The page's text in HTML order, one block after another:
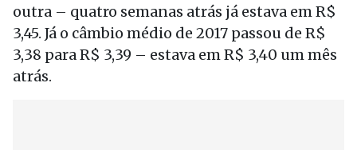
outra – quatro semanas atrás já estava em R$
3,45. Já o câmbio médio de 2017 passou de R$
3,38 para R$ 3,39 – estava em R$ 3,40 um mês
atrás.